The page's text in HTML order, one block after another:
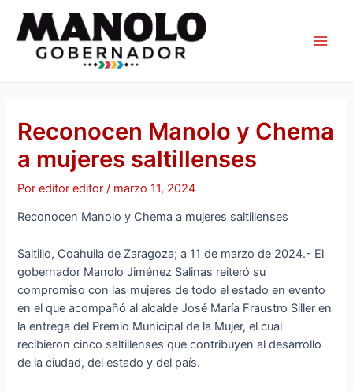
contenido
Reconocen Manolo y Chema
a mujeres saltillenses
Poreditor editor/ marzo 11, 2024
Reconocen Manolo y Chema a mujeres saltillenses
Saltillo, Coahuila de Zaragoza; a 11 de marzo de 2024.- El
gobernador Manolo Jiménez Salinas reiteró su
compromiso con las mujeres de todo el estado en evento
en el que acompañó al alcalde José María Fraustro Siller en
la entrega del Premio Municipal de la Mujer, el cual
recibieron cinco saltillenses que contribuyen al desarrollo
de la ciudad, del estado y del país.
de
entradas